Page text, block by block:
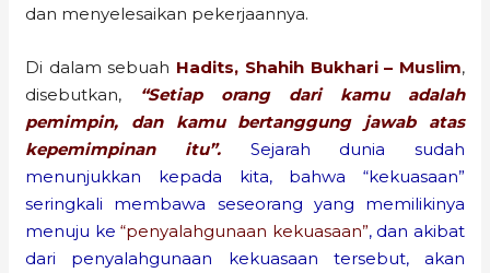
dan menyelesaikan pekerjaannya.
Di dalam sebuah Hadits, Shahih Bukhari – Muslim,
disebutkan,
“Setiap orang dari kamu adalah
pemimpin, dan kamu bertanggung jawab atas
kepemimpinan itu”.
Sejarah dunia sudah
menunjukkan kepada kita, bahwa “kekuasaan”
seringkali membawa seseorang yang memilikinya
menuju ke“penyalahgunaan kekuasaan”, dan akibat
dari penyalahgunaan kekuasaan tersebut, akan